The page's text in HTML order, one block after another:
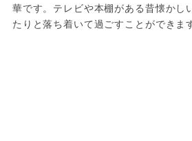
華です。テレビや本棚がある昔懐かし
たりと落ち着いて過ごすことができま